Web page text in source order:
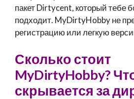
пакет Dirtycent, который тебе
подходит. MyDirtyHobby не
регистрацию или легкую
Сколько стоит
MyDirtyHobby?
скрывается за